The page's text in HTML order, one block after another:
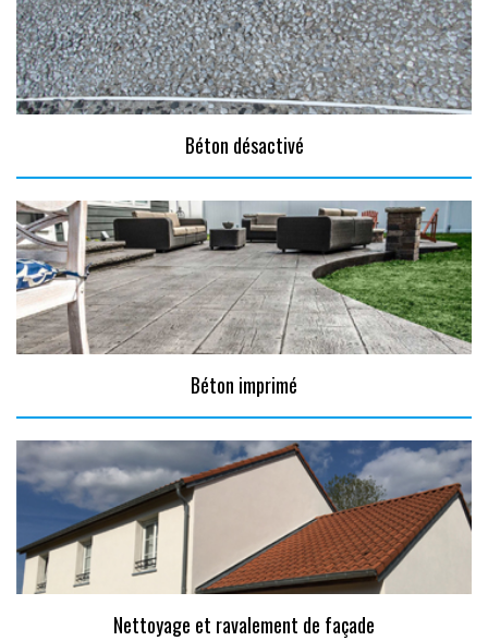
Béton désactivé
Béton imprimé
Nettoyage et ravalement de façade